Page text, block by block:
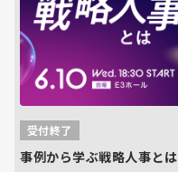
受付終了
事例から学ぶ戦略人事とは